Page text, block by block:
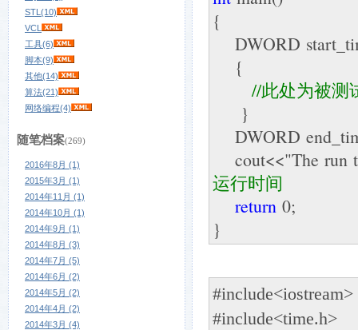
STL(10)
VCL
工具(6)
脚本(9)
其他(14)
算法(21)
网络编程(4)
随笔档案(269)
2016年8月 (1)
2015年3月 (1)
2014年11月 (1)
2014年10月 (1)
2014年9月 (1)
2014年8月 (3)
2014年7月 (5)
2014年6月 (2)
2014年5月 (2)
2014年4月 (2)
2014年3月 (4)
{
DWORD
{
//此处为被测
}
DWORD
cout<<"The run
运行时间
return 0;
}
#include<iostream>
#include<time.h>